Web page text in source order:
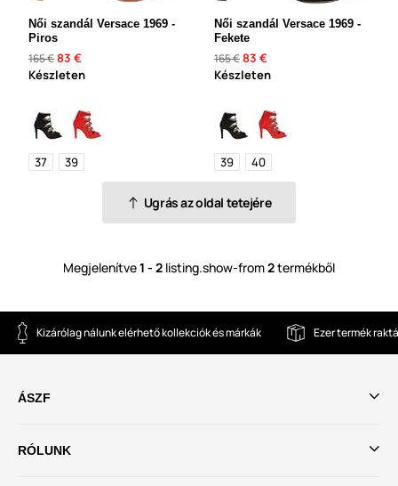
Női szandál Versace 1969 -
Piros
165 €83 €
Készleten
37 39
Női szandál Versace 1969 -
Fekete
165 €83 €
Készleten
39 40
Ugrás az oldal tetejére
Megjelenítve1 - 2 listing.show-from2termékből
Kizárólag nálunk elérhető kollekciók és márkák Ezer termék
ÁSZF
RÓLUNK